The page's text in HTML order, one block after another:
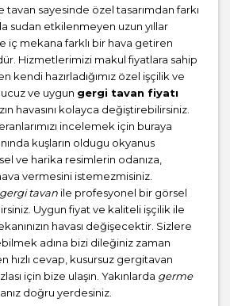
sayesinde özel tasarımdan farkı
sudan etkilenmeyen uzun yıllar
iç mekana farklı bir hava getiren
Hizmetlerimizi makul fiyatlara sahip
kendi hazırladığımız özel işçilik ve
ve uygun gergi tavan fiyatı
havasını kolayca değiştirebilirsiniz.
incelemek için buraya
kuşların oldugu okyanus
ve harika resimlerin odanıza,
vermesini istemezmisiniz.
gergi tavan ile profesyonel bir görsel
Uygun fiyat ve kaliteli işçilik ile
havası değişecektir. Sizlere
adına bizi dileğiniz zaman
hızlı cevap, kusursuz gergitavan
için bize ulaşın. Yakınlarda germe
doğru yerdesiniz.